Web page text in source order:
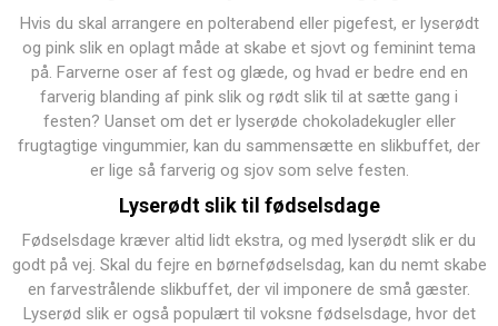
Hvis du skal arrangere en polterabend eller pigefest, er lyserødt
og pink slik en oplagt måde at skabe et sjovt og feminint tema
på. Farverne oser af fest og glæde, og hvad er bedre end en
farverig blanding af pink slik og rødt slik til at sætte gang i
festen? Uanset om det er lyserøde chokoladekugler eller
frugtagtige vingummier, kan du sammensætte en slikbuffet, der
er lige så farverig og sjov som selve festen.
Lyserødt slik til fødselsdage
Fødselsdage kræver altid lidt ekstra, og med lyserødt slik er du
godt på vej. Skal du fejre en børnefødselsdag, kan du nemt skabe
en farvestrålende slikbuffet, der vil imponere de små gæster.
Lyserød slik er også populært til voksne fødselsdage, hvor det